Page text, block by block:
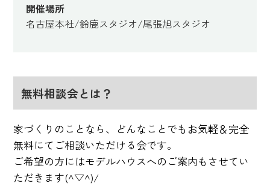
開催場所
名古屋本社/鈴鹿スタジオ/尾張旭スタジオ
無料相談会とは？
家づくりのことなら、どんなことでもお気軽＆完全
無料にてご相談いただける会です。
ご希望の方にはモデルハウスへのご案内もさせてい
ただきます(^▽^)/